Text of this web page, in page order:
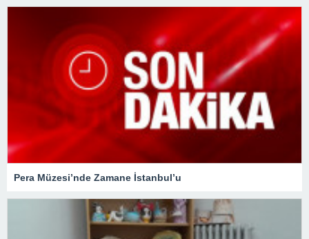
Pera Müzesi’nde Zamane İstanbul’u